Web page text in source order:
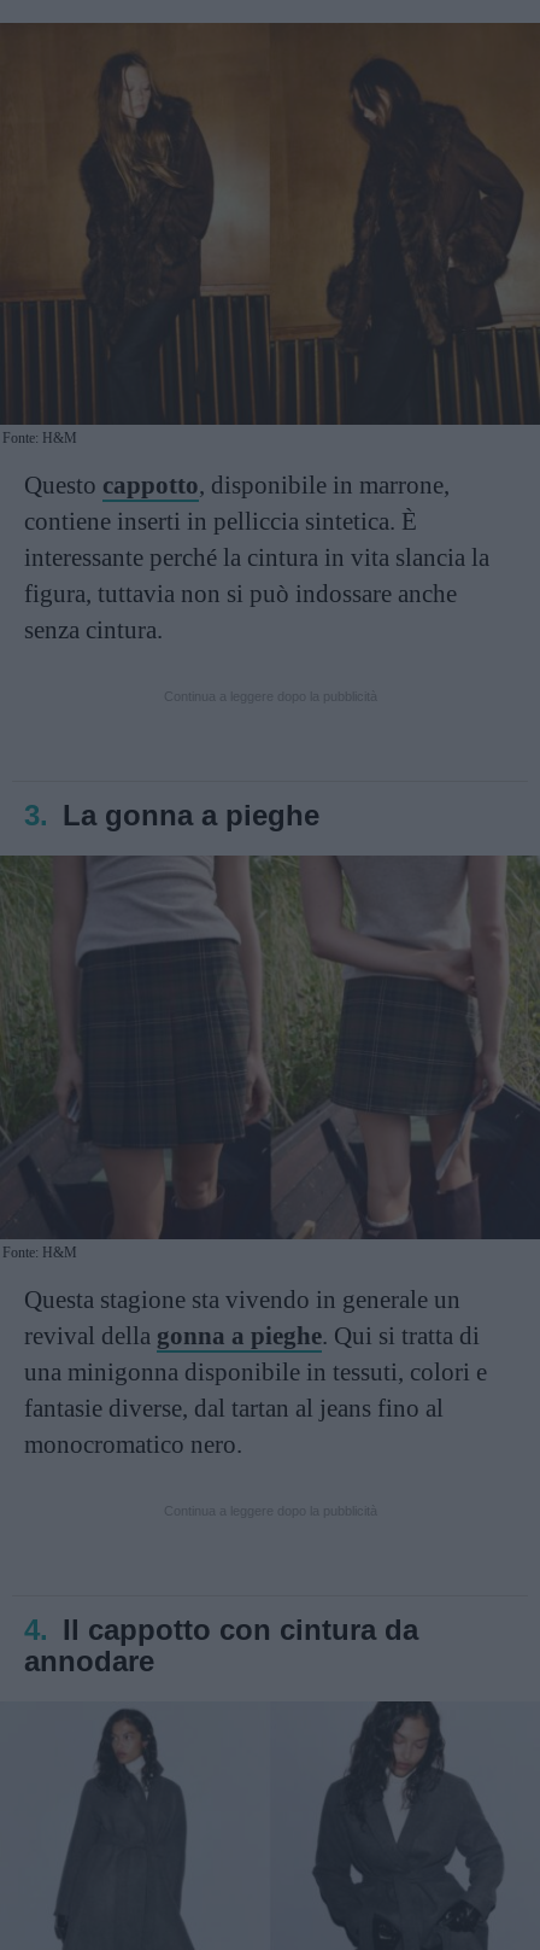
Fonte: H&M
Questo cappotto, disponibile in marrone,
contiene inserti in pelliccia sintetica. È
interessante perché la cintura in vita slancia la
figura, tuttavia non si può indossare anche
senza cintura.
3. La gonna a pieghe
Fonte: H&M
Questa stagione sta vivendo in generale un
revival della gonna a pieghe. Qui si tratta di
una minigonna disponibile in tessuti, colori e
fantasie diverse, dal tartan al jeans fino al
monocromatico nero.
4. Il cappotto con cintura da
annodare